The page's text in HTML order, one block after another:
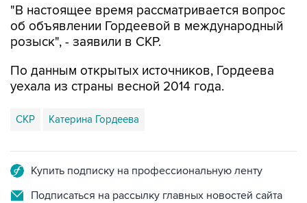
"В настоящее время рассматривается вопрос
об объявлении Гордеевой в международный
розыск", - заявили в СКР.
По данным открытых источников, Гордеева
уехала из страны весной 2014 года.
СКР Катерина Гордеева
Купить подписку на профессиональную ленту
Подписаться на рассылку главных новостей сайта